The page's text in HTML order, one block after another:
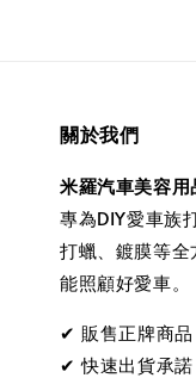
關於我們
米羅汽車美容
專為DIY愛車族
打蠟、鍍膜等
能照顧好愛車。
✔ 販售正牌商品
✔ 快速出貨承諾